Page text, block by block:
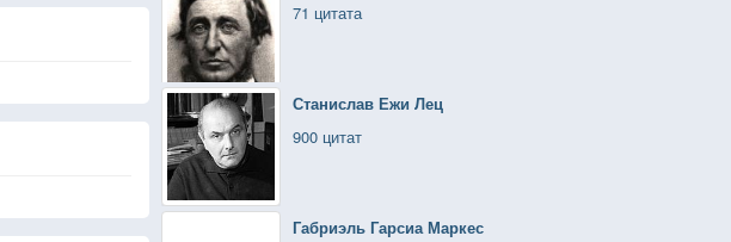
71 цитата
Станислав Ежи Лец
900 цитат
Габриэль Гарсиа Маркес